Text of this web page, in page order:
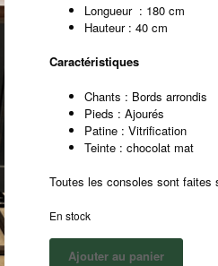
Longueur : 180 cm
Hauteur : 40 cm
Caractéristiques
Chants : Bords arrondis
Pieds : Ajourés
Patine : Vitrification
Teinte : chocolat mat
Toutes les consoles sont faites
En stock
Ajouter au panier